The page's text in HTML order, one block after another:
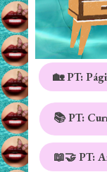
🏡 PT:
📚 PT:
📖🤝 PT: